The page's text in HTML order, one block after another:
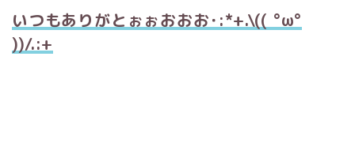
いつもありがとぉぉおおお･:*+.\(( °ω°
))/.:+